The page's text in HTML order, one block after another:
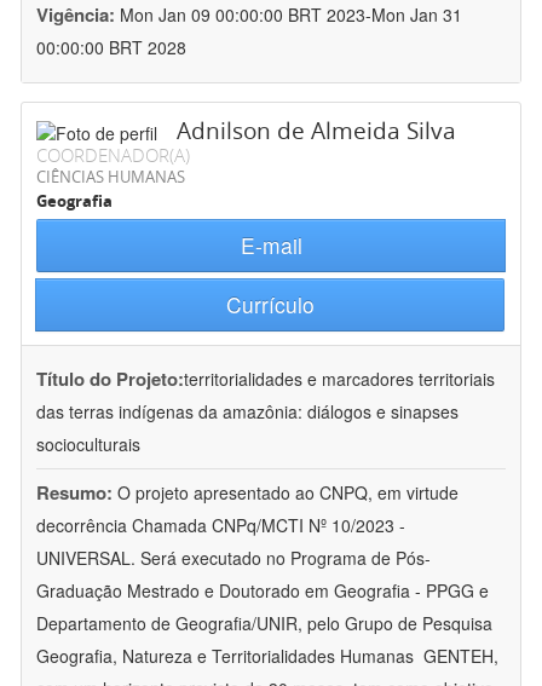
Vigência: Mon Jan 09 00:00:00 BRT 2023-Mon Jan 31
00:00:00 BRT 2028
Adnilson de Almeida Silva
COORDENADOR(A)
CIÊNCIAS HUMANAS
Geografia
E-mail
Currículo
Título do Projeto:territorialidades e marcadores territoriais
das terras indígenas da amazônia: diálogos e sinapses
socioculturais
Resumo: O projeto apresentado ao CNPQ, em virtude
decorrência Chamada CNPq/MCTI Nº 10/2023 -
UNIVERSAL. Será executado no Programa de Pós-
Graduação Mestrado e Doutorado em Geografia - PPGG e
Departamento de Geografia/UNIR, pelo Grupo de Pesquisa
Geografia, Natureza e Territorialidades Humanas  GENTEH,